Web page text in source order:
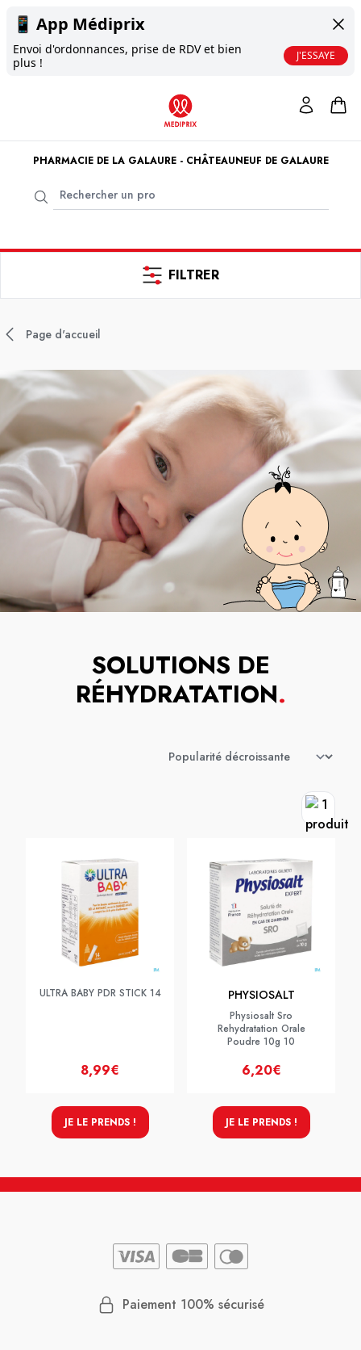
📱 App Médiprix
Envoi d'ordonnances, prise de RDV et bien
plus !
J'ESSAYE
PHARMACIE DE LA GALAURE - CHÂTEAUNEUF DE GALAURE
FILTRER
Page d'accueil
SOLUTIONS DE
RÉHYDRATATION.
ULTRA BABY PDR STICK 14
8,99€
JE LE PRENDS !
PHYSIOSALT
Physiosalt Sro
Rehydratation Orale
Poudre 10g 10
6,20€
JE LE PRENDS !
Paiement 100% sécurisé